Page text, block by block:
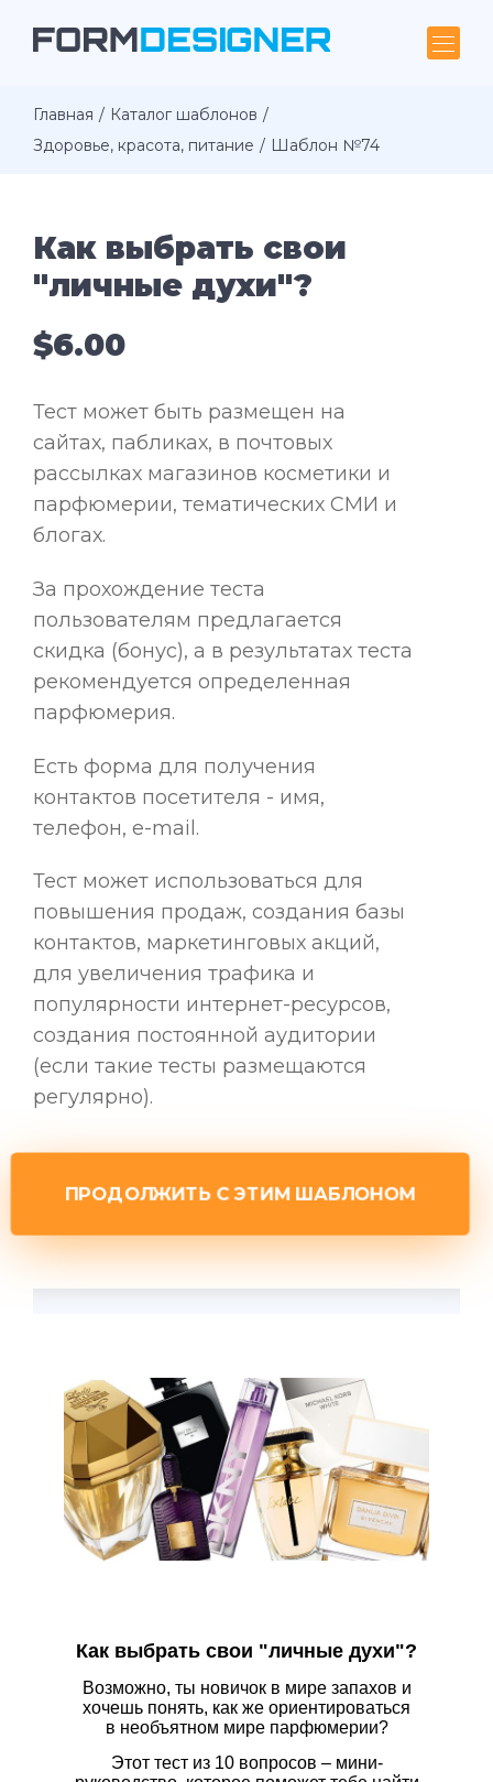
Главная
Каталог шаблонов
Здоровье, красота, питание
Шаблон №74
Как выбрать свои
"личные духи"?
$6.00
Тест может быть размещен на
сайтах, пабликах, в почтовых
рассылках магазинов косметики и
парфюмерии, тематических СМИ и
блогах.
За прохождение теста
пользователям предлагается
скидка (бонус), а в результатах теста
рекомендуется определенная
парфюмерия.
Есть форма для получения
контактов посетителя - имя,
телефон, e-mail.
Тест может использоваться для
повышения продаж, создания базы
контактов, маркетинговых акций,
для увеличения трафика и
популярности интернет-ресурсов,
создания постоянной аудитории
(если такие тесты размещаются
регулярно).
ПРОДОЛЖИТЬ С ЭТИМ ШАБЛОНОМ